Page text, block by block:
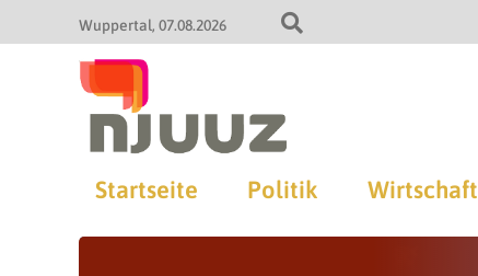
Wuppertal 07.08.2026
Startseite Politik Wirtschaft